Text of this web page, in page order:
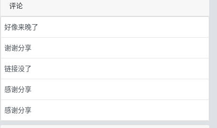
评论
好像来晚了
谢谢分享
链接没了
感谢分享
感谢分享